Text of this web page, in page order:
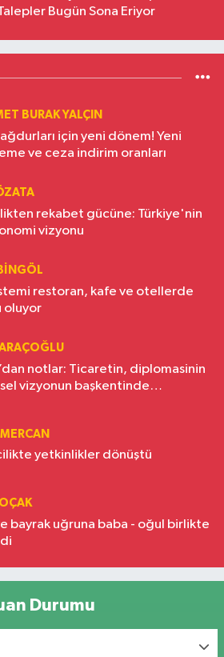
Bugün Sona Eriyor
BURAK YALÇIN
için yeni dönem! Yeni
ve ceza indirim oranları
rekabet gücüne: Türkiye'nin
vizyonu
restoran, kafe ve otellerde
oluyor
notlar: Ticaretin, diplomasinin
vizyonun başkentinde
yetkinlikler dönüştü
bayrak uğruna baba - oğul birlikte
Durumu